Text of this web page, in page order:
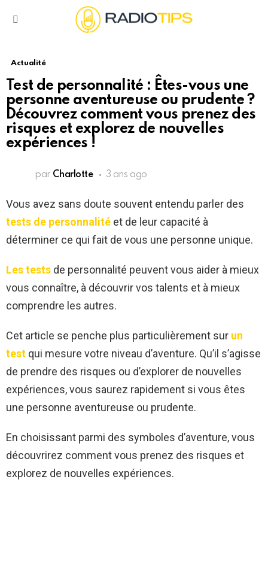
Actualité
Test de personnalité : Êtes-vous une
personne aventureuse ou prudente ?
Découvrez comment vous prenez des
risques et explorez de nouvelles
expériences !
par Charlotte 3 ans ago
Vous avez sans doute souvent entendu parler des
tests de personnalité et de leur capacité à
déterminer ce qui fait de vous une personne unique.
Les tests de personnalité peuvent vous aider à mieux
vous connaître, à découvrir vos talents et à mieux
comprendre les autres.
Cet article se penche plus particulièrement sur un
test qui mesure votre niveau d’aventure. Qu’il s’agisse
de prendre des risques ou d’explorer de nouvelles
expériences, vous saurez rapidement si vous êtes
une personne aventureuse ou prudente.
En choisissant parmi des symboles d’aventure, vous
découvrirez comment vous prenez des risques et
explorez de nouvelles expériences.